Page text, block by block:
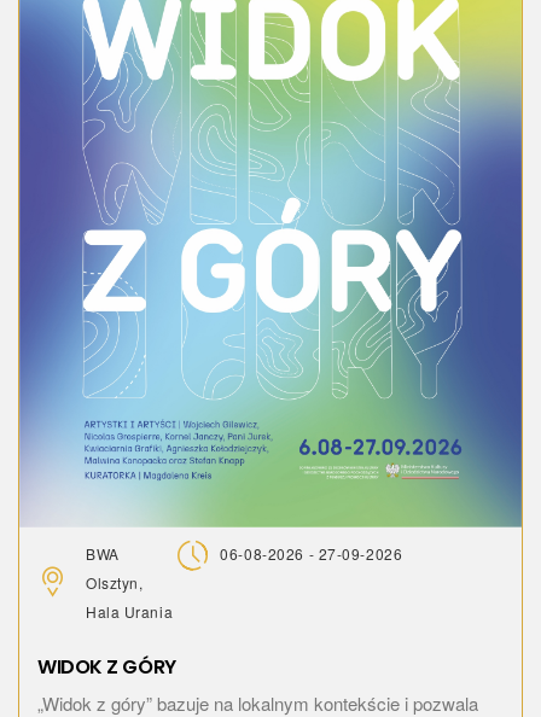
BWA
Olsztyn,
Hala Urania
06-08-2026 - 27-09-2026
WIDOK Z GÓRY
„Widok z góry” bazuje na lokalnym kontekście i pozwala